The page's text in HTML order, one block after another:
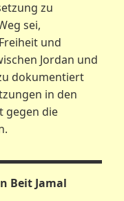
zu
sei,
und
Jordan und
dokumentiert
in den
gegen die
Beit Jamal